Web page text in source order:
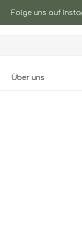
Folge uns auf
Über uns